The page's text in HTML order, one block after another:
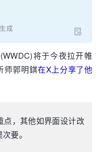
成
将于今夜拉开帷
师郭明錤在X上分享了他
点，其他如界面设计改
要。